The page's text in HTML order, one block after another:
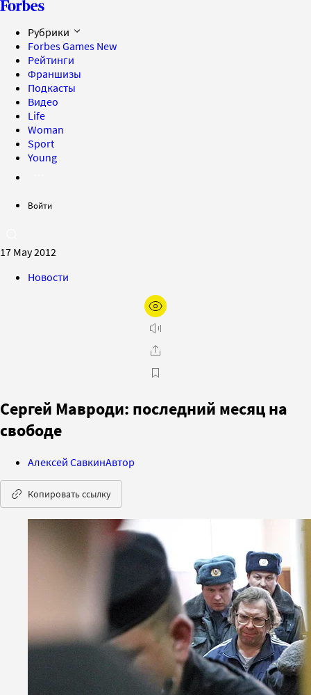
Рубрики
Forbes Games New
Рейтинги
Франшизы
Подкасты
Видео
Life
Woman
Sport
Young
Войти
17 May 2012
Новости
Сергей Мавроди: последний месяц на
свободе
Алексей СавкинАвтор
Копировать ссылку